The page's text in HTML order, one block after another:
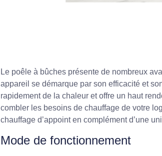
Le poêle à bûches présente de nombreux
appareil se démarque par son efficacité et
rapidement de la chaleur et offre un haut
combler les besoins de chauffage de votre
chauffage d’appoint en complément d’une
Mode de fonctionnement